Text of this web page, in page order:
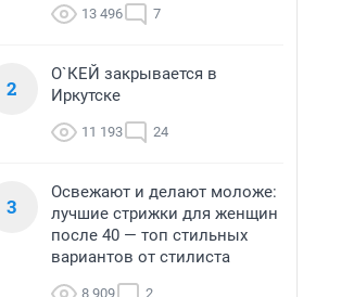
13 496 7
2
О`КЕЙ закрывается в
Иркутске
11 193 24
3
Освежают и делают моложе:
лучшие стрижки для женщин
после 40 — топ стильных
вариантов от стилиста
8 909 2